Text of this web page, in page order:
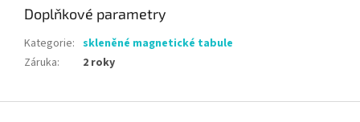
Doplňkové parametry
Kategorie: skleněné magnetické tabule
Záruka: 2 roky